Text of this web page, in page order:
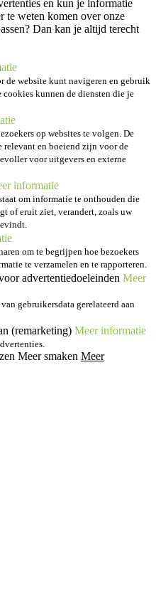
en kun je informatie
te weten komen over onze
Dan kan je altijd terecht
de website kunt navigeren en gebruik
kunnen de diensten die je
op websites te volgen. De
relevant en boeiend zijn voor de
voor uitgevers en externe
informatie
om informatie te onthouden die
of eruit ziet, verandert, zoals uw
om te begrijpen hoe bezoekers
te verzamelen en te rapporteren.
advertentiedoeleinden Meer
gebruikersdata gerelateerd aan
(remarketing) Meer informatie
Meer smaken Meer